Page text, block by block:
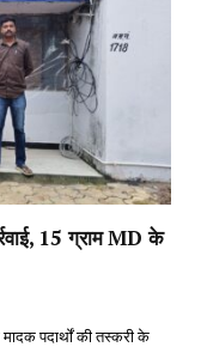
15 ग्राम MD के
पदार्थों की तस्करी के